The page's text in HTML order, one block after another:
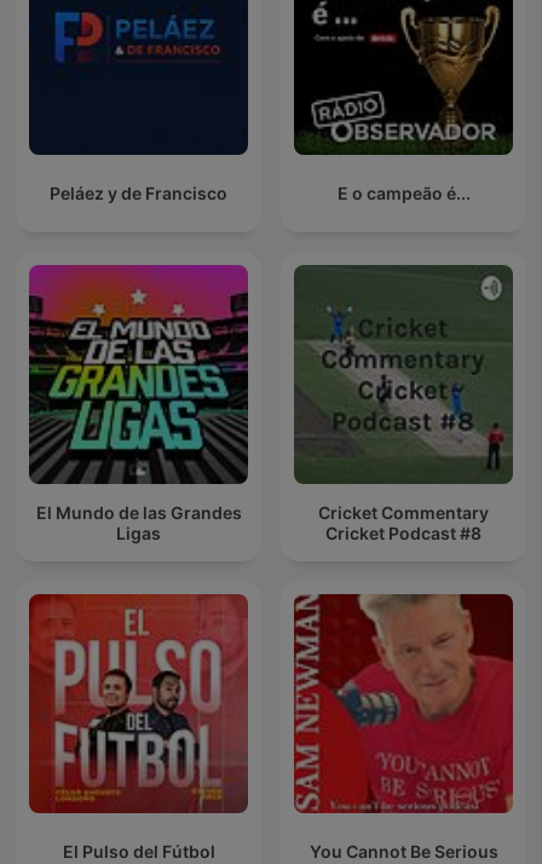
Peláez y de Francisco E o campeão é...
El Mundo de las Grandes
Ligas
Cricket Commentary
Cricket Podcast #8
El Pulso del Fútbol You Cannot Be Serious